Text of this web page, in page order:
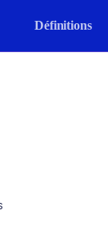
Définitions